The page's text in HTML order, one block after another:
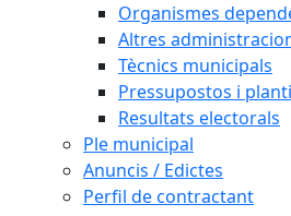
Organismes
Altres
Tècnics municipals
Pressupostos i
Resultats electorals
Ple municipal
Anuncis / Edictes
Perfil de contractant